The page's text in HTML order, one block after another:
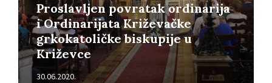
Proslavljen povratak ordinarija
i Ordinarijata Križevačke
grkokatoličke biskupije u
Križevce
30.06.2020.